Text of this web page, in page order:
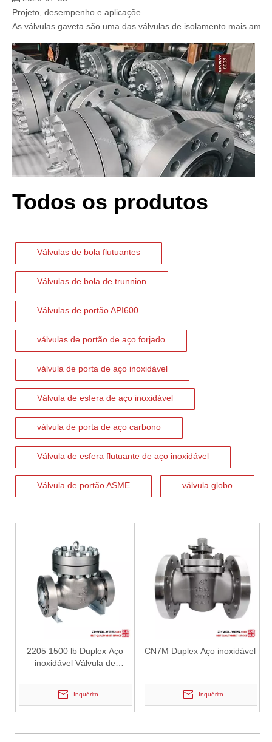
As válvulas gaveta são uma das válvulas de isolamento mais
Válvula de retenção de elevação: projeto de engenharia e aplicação industrial em sistemas de dutos de alta pressão
J-VALVES fornece válvulas borboleta de flange excêntrica tripla
Todos os produtos
Válvulas de bola flutuantes
Válvulas de bola de trunnion
Válvulas de portão API600
válvulas de portão de aço forjado
válvula de porta de aço inoxidável
Válvula de esfera de aço inoxidável
válvula de porta de aço carbono
Válvula de esfera flutuante de aço inoxidável
Válvula de portão ASME válvula globo
2205 1500 lb Duplex Aço
inoxidável Válvula de
Inquérito
CN7M Duplex Aço inoxidável
Inquérito